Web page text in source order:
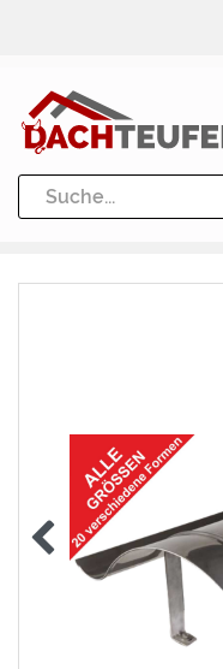
Dachrinne und Fallrohre
Werkzeuge und Löttechnik